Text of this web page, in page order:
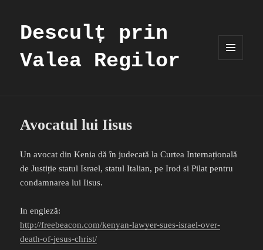
Desculț prin
Valea Regilor
Avocatul lui Iisus
Un avocat din Kenia dă în judecată la Curtea Internațională
de Justiție statul Israel, statul Italian, pe Irod si Pilat pentru
condamnarea lui Iisus.
In engleză:
http://freebeacon.com/kenyan-lawyer-sues-israel-over-
death-of-jesus-christ/